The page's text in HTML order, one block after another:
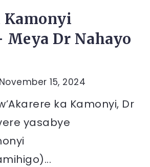
Dr Nahayo
November 15, 2024
ka Kamonyi, Dr
yasabye